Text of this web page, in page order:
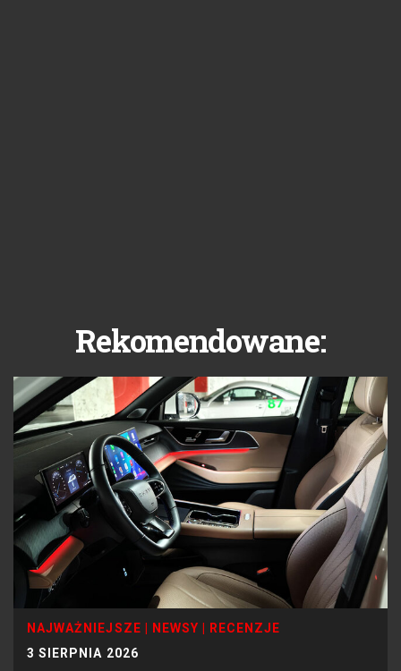
Rekomendowane:
NAJWAŻNIEJSZE NEWSY
RECENZJE
3 SIERPNIA 2026